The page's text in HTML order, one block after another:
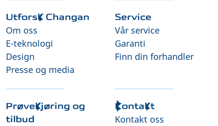
Utforsk Changan
Om oss
E-teknologi
Design
Presse og media
Service
Vår service
Garanti
Finn din forhandler
Prøvekjøring og
tilbud
Kontakt
Kontakt oss